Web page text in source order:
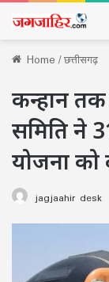
Home/छत्तीसगढ़
कन्हान तक
समिति ने
योजना को
jagjaahir desk